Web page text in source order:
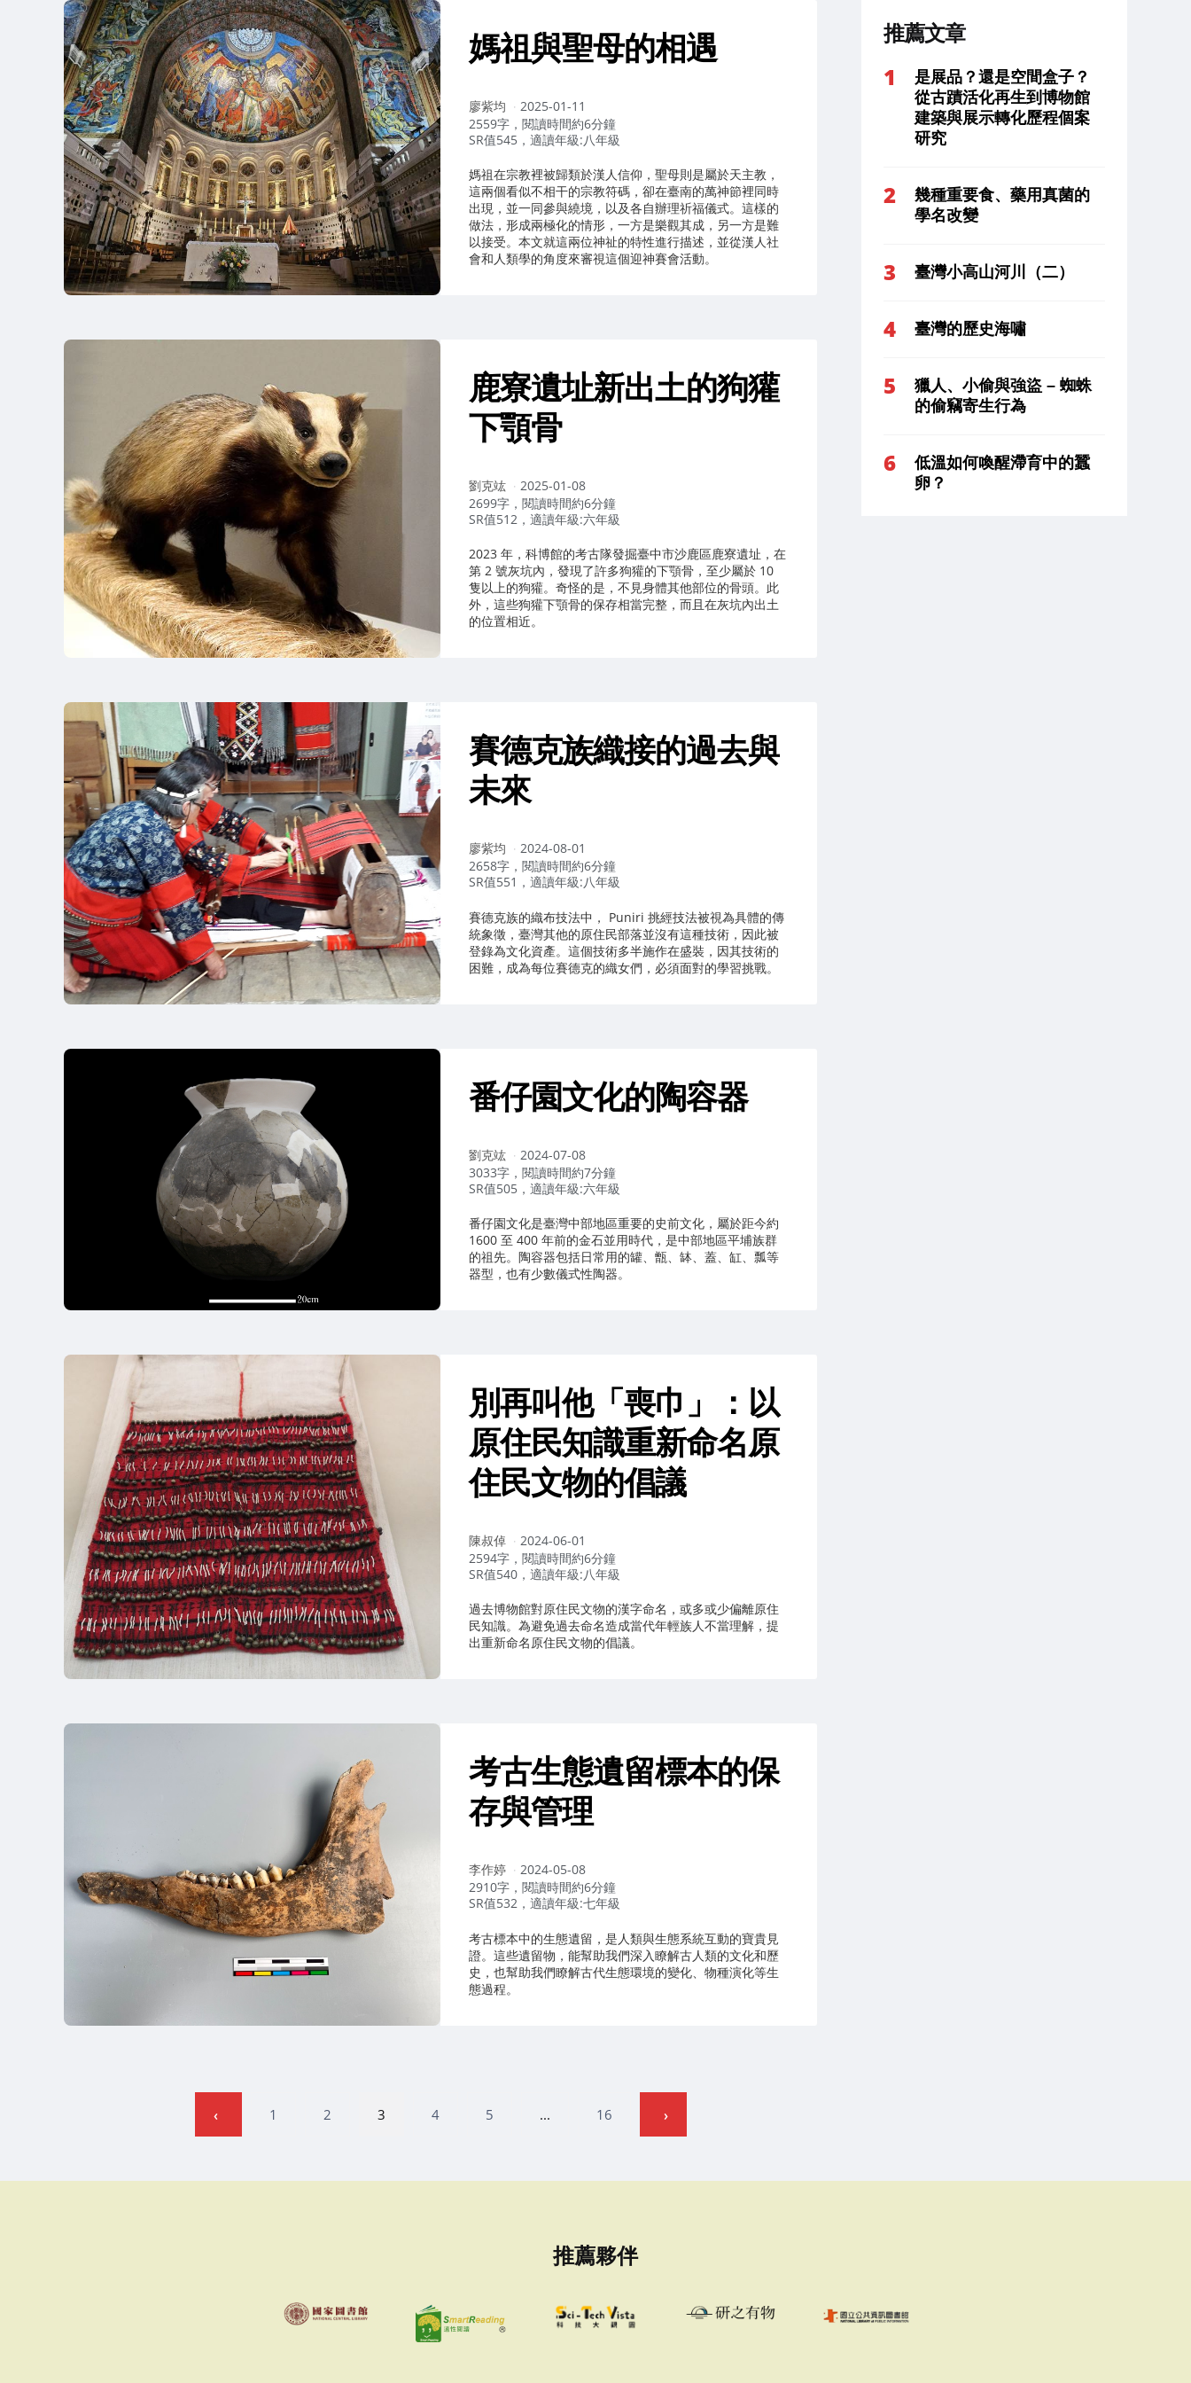
媽祖與聖母的相遇
作
者：
廖紫均
2025-01-11
2559字，閱讀時間約6分鐘
SR值545，適讀年級:八年級
媽祖在宗教裡被歸類於漢人信仰，聖母則是屬於天主教，
這兩個看似不相干的宗教符碼，卻在臺南的萬神節裡同時
出現，並一同參與繞境，以及各自辦理祈福儀式。這樣的
做法，形成兩極化的情形，一方是樂觀其成，另一方是難
以接受。本文就這兩位神祉的特性進行描述，並從漢人社
會和人類學的角度來審視這個迎神賽會活動。
鹿寮遺址新出土的狗獾
下顎骨
作
者：
劉克竑
2025-01-08
2699字，閱讀時間約6分鐘
SR值512，適讀年級:六年級
2023 年，科博館的考古隊發掘臺中市沙鹿區鹿寮遺址，在
第 2 號灰坑內，發現了許多狗獾的下顎骨，至少屬於 10
隻以上的狗獾。奇怪的是，不見身體其他部位的骨頭。此
外，這些狗獾下顎骨的保存相當完整，而且在灰坑內出土
的位置相近。
賽德克族織接的過去與
未來
作
者：
廖紫均
2024-08-01
2658字，閱讀時間約6分鐘
SR值551，適讀年級:八年級
賽德克族的織布技法中， Puniri 挑經技法被視為具體的傳
統象徵，臺灣其他的原住民部落並沒有這種技術，因此被
登錄為文化資產。這個技術多半施作在盛裝，因其技術的
困難，成為每位賽德克的織女們，必須面對的學習挑戰。
番仔園文化的陶容器
作
者：
劉克竑
2024-07-08
3033字，閱讀時間約7分鐘
SR值505，適讀年級:六年級
番仔園文化是臺灣中部地區重要的史前文化，屬於距今約
1600 至 400 年前的金石並用時代，是中部地區平埔族群
的祖先。陶容器包括日常用的罐、甑、缽、蓋、缸、瓢等
器型，也有少數儀式性陶器。
別再叫他「喪巾」：以
原住民知識重新命名原
住民文物的倡議
作
者：
陳叔倬
2024-06-01
2594字，閱讀時間約6分鐘
SR值540，適讀年級:八年級
過去博物館對原住民文物的漢字命名，或多或少偏離原住
民知識。為避免過去命名造成當代年輕族人不當理解，提
出重新命名原住民文物的倡議。
考古生態遺留標本的保
存與管理
作
者：
李作婷
2024-05-08
2910字，閱讀時間約6分鐘
SR值532，適讀年級:七年級
考古標本中的生態遺留，是人類與生態系統互動的寶貴見
證。這些遺留物，能幫助我們深入瞭解古人類的文化和歷
史，也幫助我們瞭解古代生態環境的變化、物種演化等生
態過程。
分
1 2 3 4 5 ... 16
推薦文章
是展品？還是空間盒子？
從古蹟活化再生到博物館
建築與展示轉化歷程個案
研究
幾種重要食、藥用真菌的
學名改變
臺灣小高山河川（二）
臺灣的歷史海嘯
獵人、小偷與強盜 – 蜘蛛
的偷竊寄生行為
低溫如何喚醒滯育中的蠶
卵？
推薦夥伴